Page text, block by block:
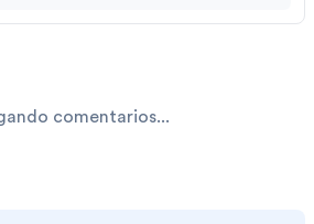
comentarios...